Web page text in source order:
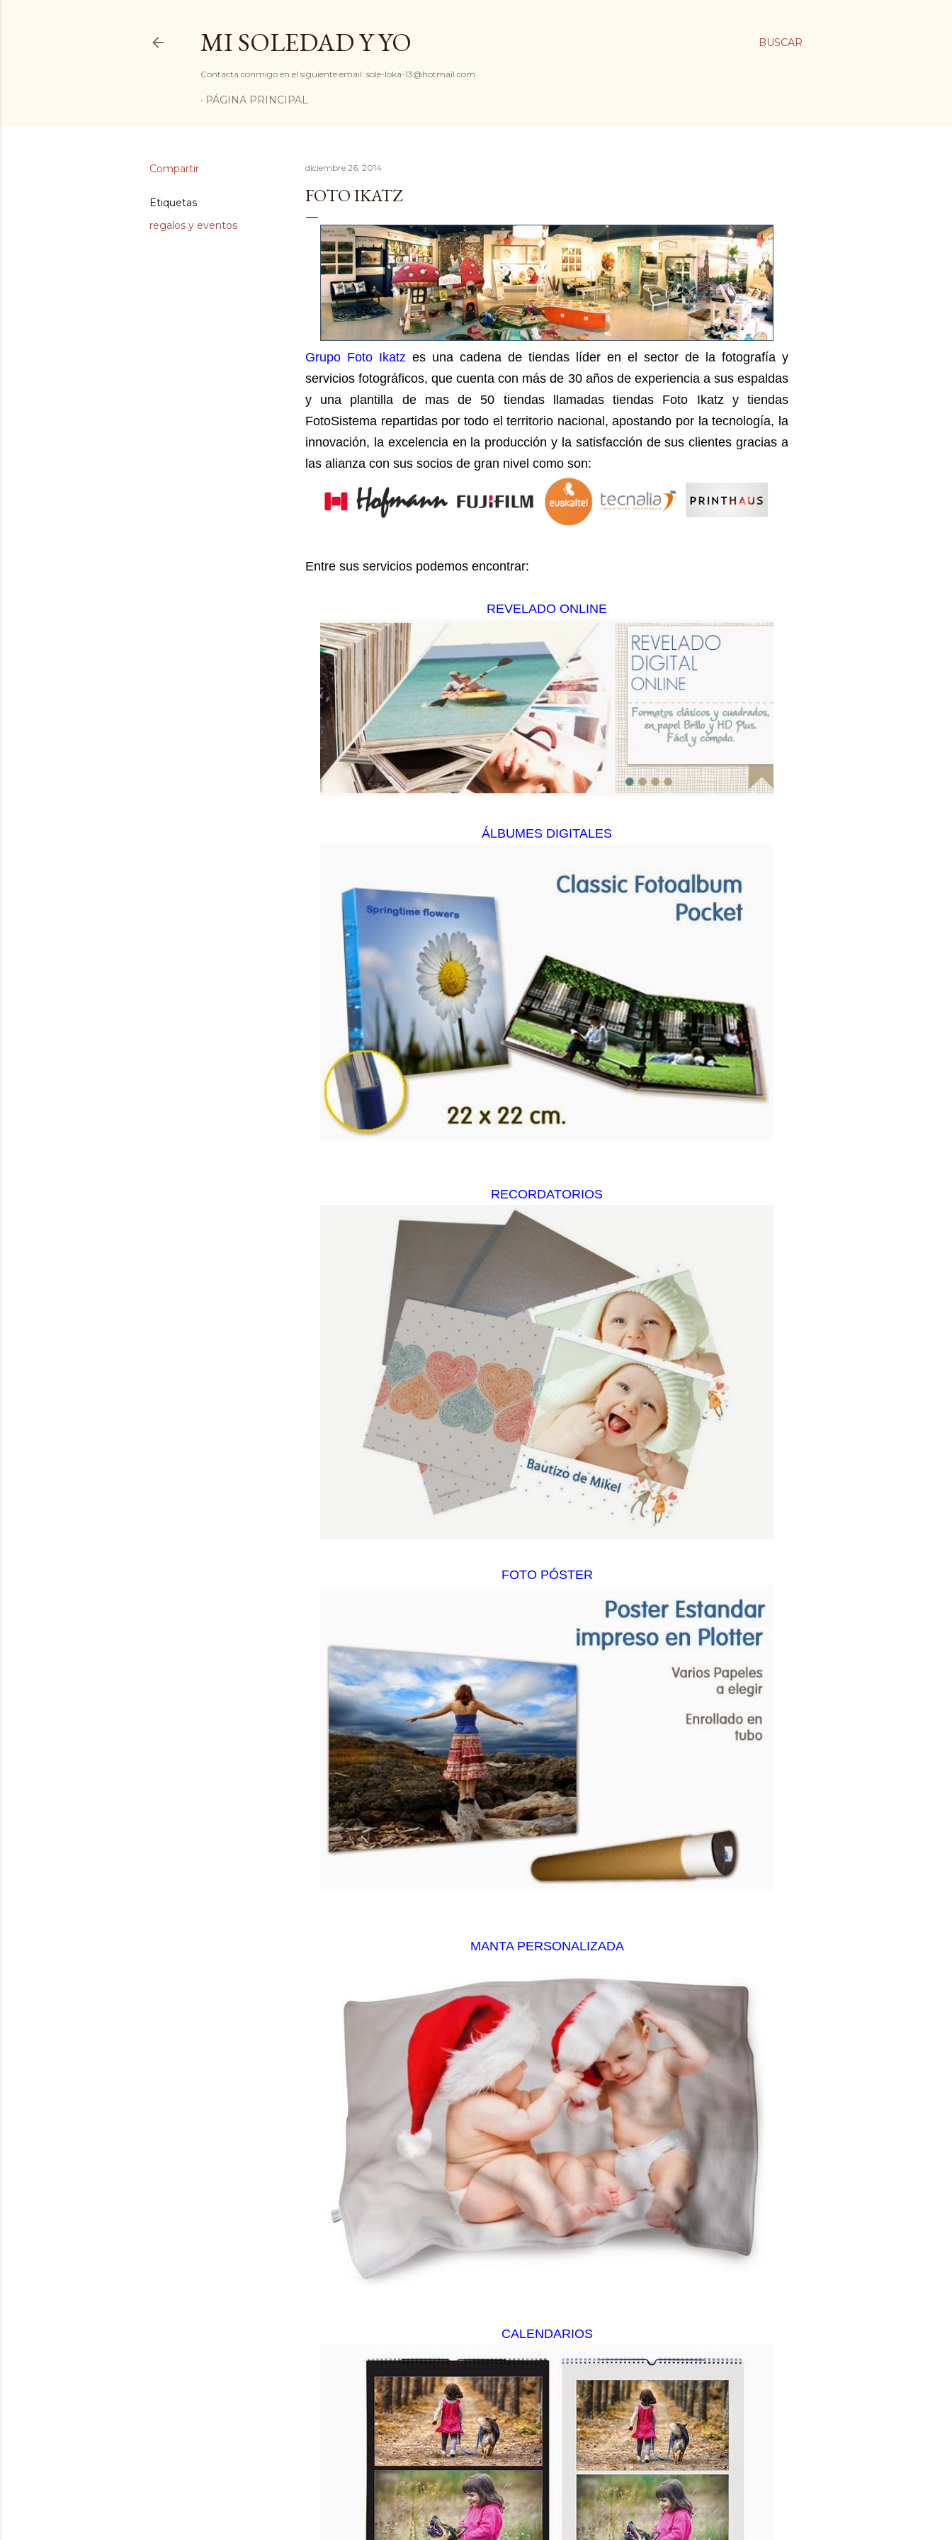
BUSCAR
MI SOLEDAD Y YO
Contacta conmigo en el siguiente email: sole-loka-13@hotmail.com
PÁGINA PRINCIPAL
Compartir
Etiquetas
regalos y eventos
diciembre 26, 2014
FOTO IKATZ
Grupo Foto Ikatz es una cadena de tiendas líder en el sector de la fotografía y
servicios fotográficos, que cuenta con más de 30 años de experiencia a sus espaldas
y una plantilla de mas de 50 tiendas llamadas tiendas Foto Ikatz y tiendas
FotoSistema repartidas por todo el territorio nacional, apostando por la tecnología, la
innovación, la excelencia en la producción y la satisfacción de sus clientes gracias a
las alianza con sus socios de gran nivel como son:
Entre sus servicios podemos encontrar:
REVELADO ONLINE
ÁLBUMES DIGITALES
RECORDATORIOS
FOTO PÓSTER
MANTA PERSONALIZADA
CALENDARIOS